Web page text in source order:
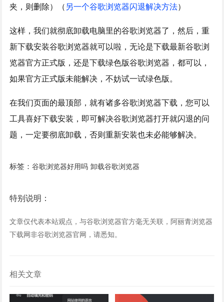
夹，则删除）（另一个谷歌浏览器闪退解决方法）
这样，我们就彻底卸载电脑里的谷歌浏览器了，然后，重
新下载安装谷歌浏览器就可以啦，无论是下载最新谷歌浏
览器官方正式版，还是下载绿色版谷歌浏览器，都可以，
如果官方正式版未能解决，不妨试一试绿色版。
在我们页面的最顶部，就有诸多谷歌浏览器下载，您可以
工具喜好下载安装，即可解决谷歌浏览器打开就闪退的问
题，一定要彻底卸载，否则重新安装也未必能够解决。
标签：谷歌浏览器好用吗 卸载谷歌浏览器
特别说明：
文章仅代表本站观点，与谷歌浏览器官方毫无关联，阿丽青浏览器
下载网非谷歌浏览器官网，请悉知。
相关文章